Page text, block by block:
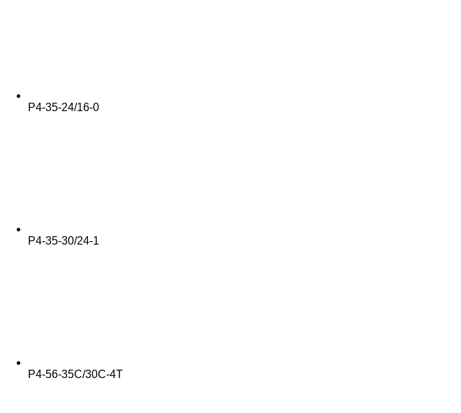
Р4-35-24/16-0
Р4-35-30/24-1
Р4-56-35С/30С-4Т